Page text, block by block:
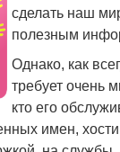
сделать наш
полезным
Однако, как
требует очень
кто его
имен,